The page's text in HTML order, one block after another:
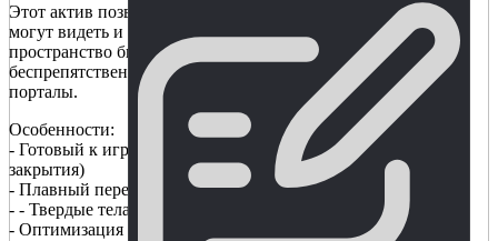
Этот актив позволяет создавать порталы, которые игроки
могут видеть и проходить через них, как если бы само
пространство было искривлено. Игроки могут видеть и
беспрепятственно перемещаться в пространстве через
порталы.
Особенности:
- Готовый к игре VFX (состояния открытия, ожидания и
закрытия)
- Плавный переход камеры
- - Твердые тела сохраняют свои скорости
- Оптимизация (отбраковка усеченного конуса)